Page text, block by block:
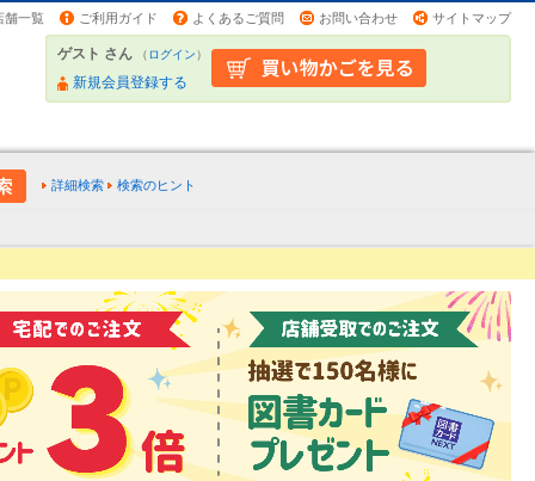
舗一覧 ご利用ガイド よくあるご質問 お問い合わせ サイトマップ
ゲスト さん （ログイン）
新規会員登録する
詳細検索 検索のヒント